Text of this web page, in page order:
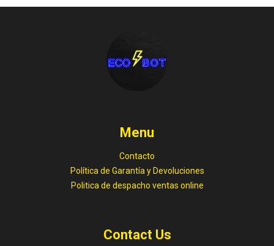
Menu
Contacto
Política de Garantía y Devoluciones
Politica de despacho ventas online
Contact Us